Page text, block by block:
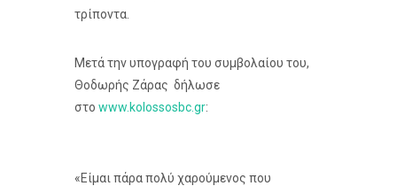
τρίποντα.
Μετά την υπογραφή του συμβολαίου του,
Θοδωρής Ζάρας δήλωσε
στο www.kolossosbc.gr:
«Είμαι πάρα πολύ χαρούμενος που